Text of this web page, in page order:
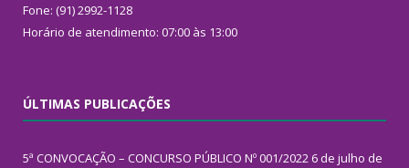
Fone: (91) 2992-1128
Horário de atendimento: 07:00 às 13:00
ÚLTIMAS PUBLICAÇÕES
5ª CONVOCAÇÃO – CONCURSO PÚBLICO Nº 001/2022 6 de julho de